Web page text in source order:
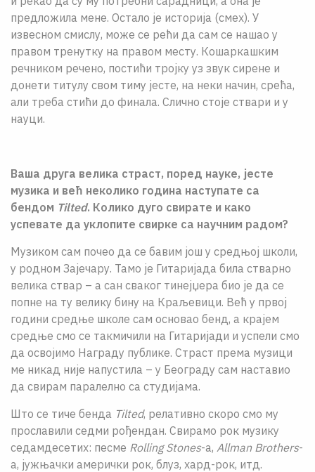
предложила мене. Остало је историја (смех). У
извесном смислу, може се рећи да сам се нашао у
правом тренутку на правом месту. Кошаркашким
речником речено, постићи тројку уз звук сирене и
донети титулу свом тиму јесте, на неки начин, срећа,
али треба стићи до финала. Слично стоје ствари и у
науци.
Ваша друга велика страст, поред науке, јесте
музика и већ неколико година наступате са
бендом Tilted. Колико дуго свирате и како
успевате да уклопите свирке са научним радом?
Музиком сам почео да се бавим још у средњој школи,
у родном Зајечару. Тамо је Гитаријада била стварно
велика ствар – а сан сваког тинејџера био је да се
попне на ту велику бину на Краљевици. Већ у првој
години средње школе сам основао бенд, а крајем
средње смо се такмичили на Гитаријади и успели смо
да освојимо Награду публике. Страст према музици
ме никад није напустила – у Београду сам наставио
да свирам паралелно са студијама.
Што се тиче бенда Tilted, релативно скоро смо му
прославили седми рођендан. Свирамо рок музику
седамдесетих: песме Rolling Stones-а, Allman Brothers-
а, јужњачки амерички рок, блуз, хард-рок, итд.